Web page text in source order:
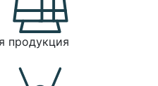
продукция